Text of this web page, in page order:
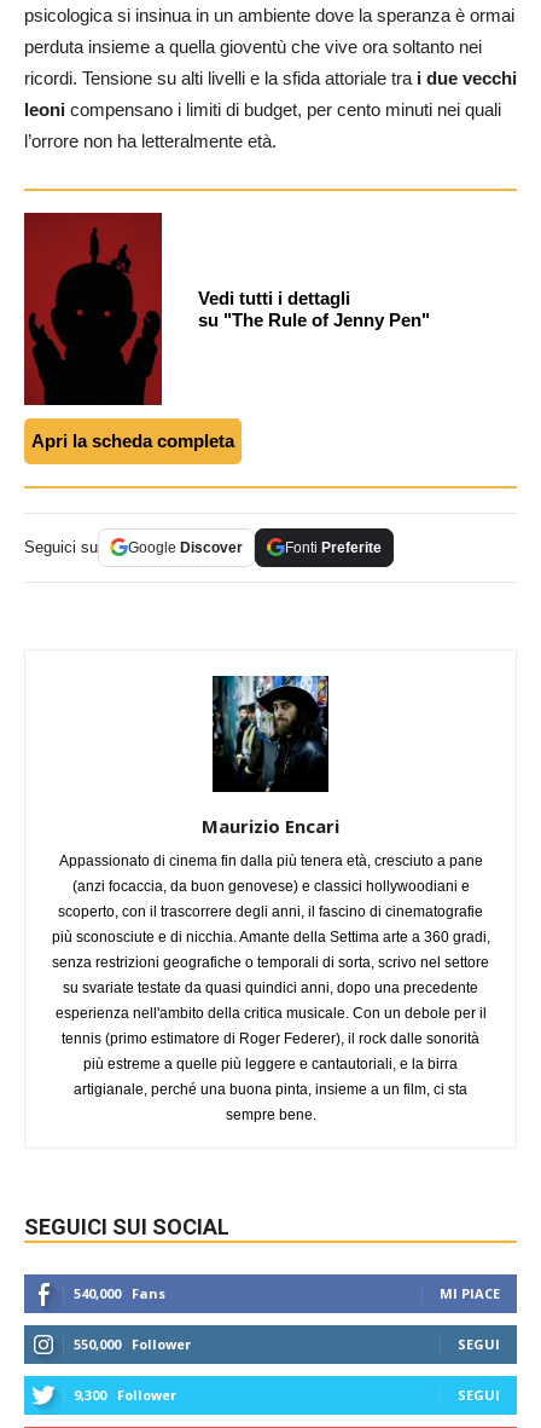
psicologica si insinua in un ambiente dove la speranza è ormai
perduta insieme a quella gioventù che vive ora soltanto nei
ricordi. Tensione su alti livelli e la sfida attoriale tra i due vecchi
leoni compensano i limiti di budget, per cento minuti nei quali
l’orrore non ha letteralmente età.
Vedi tutti i dettagli
su "The Rule of Jenny Pen"
Apri la scheda completa
Seguici su Google Discover Fonti Preferite
Maurizio Encari
Appassionato di cinema fin dalla più tenera età, cresciuto a pane
(anzi focaccia, da buon genovese) e classici hollywoodiani e
scoperto, con il trascorrere degli anni, il fascino di cinematografie
più sconosciute e di nicchia. Amante della Settima arte a 360 gradi,
senza restrizioni geografiche o temporali di sorta, scrivo nel settore
su svariate testate da quasi quindici anni, dopo una precedente
esperienza nell'ambito della critica musicale. Con un debole per il
tennis (primo estimatore di Roger Federer), il rock dalle sonorità
più estreme a quelle più leggere e cantautoriali, e la birra
artigianale, perché una buona pinta, insieme a un film, ci sta
sempre bene.
SEGUICI SUI SOCIAL
540,000 Fans MI PIACE
550,000 Follower SEGUI
9,300 Follower SEGUI